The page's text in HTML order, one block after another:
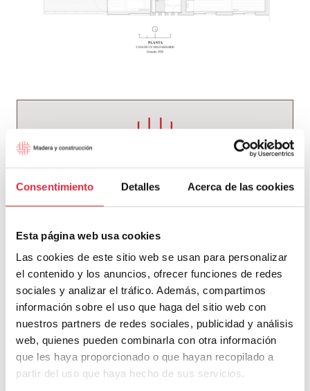
Consentimiento Detalles Acerca de las cookies
Esta página web usa cookies
Las cookies de este sitio web se usan para personalizar
el contenido y los anuncios, ofrecer funciones de redes
sociales y analizar el tráfico. Además, compartimos
información sobre el uso que haga del sitio web con
nuestros partners de redes sociales, publicidad y análisis
web, quienes pueden combinarla con otra información
que les haya proporcionado o que hayan recopilado a
partir del uso que haya hecho de sus servicios.
Noticias de actualidad y proyectos vinculados a
la madera. Una selección del equipo editorial del
blog.
TAMBIÉN PUEDE INTERESARTE